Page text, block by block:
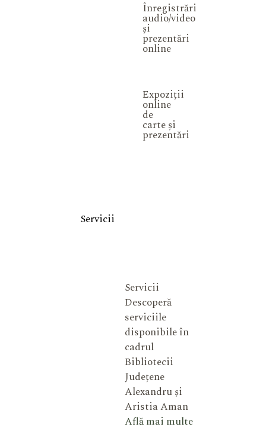
Înregistrări
audio/video
și
prezentări
online
Expoziții
online
de
carte și
prezentări
Servicii
Servicii
Descoperă
serviciile
disponibile în
cadrul
Bibliotecii
Județene
Alexandru și
Aristia Aman
Află mai multe